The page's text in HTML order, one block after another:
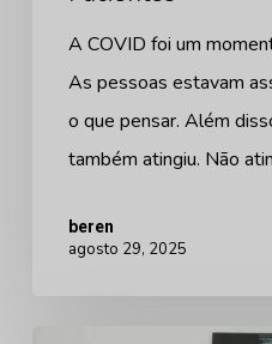
A COVID foi um
As pessoas estavam
o que pensar. Além
também atingiu. Não
beren
agosto 29, 2025